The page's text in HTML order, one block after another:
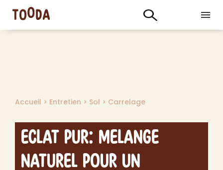
Accueil > Entretien > Sol > Carrelage
Eclat Pur: Melange
Naturel pour un